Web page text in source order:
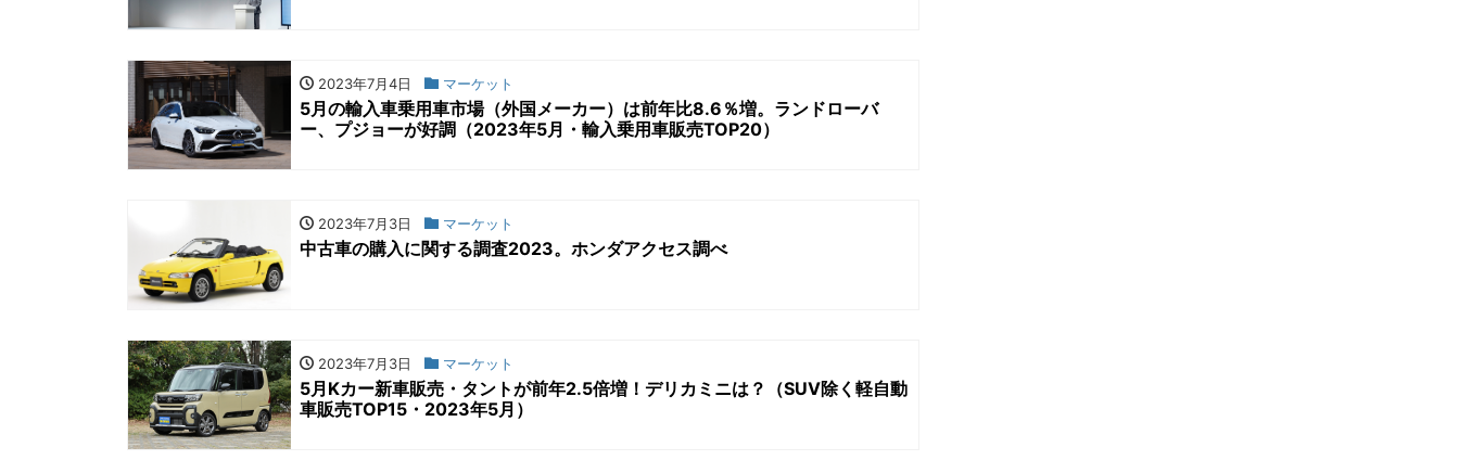
2023年7月4日 マーケット
5月の輸入車乗用車市場（外国メーカー）は前年比8.6％増。ランドローバ
ー、プジョーが好調（2023年5月・輸入乗用車販売TOP20）
2023年7月3日 マーケット
中古車の購入に関する調査2023。ホンダアクセス調べ
2023年7月3日 マーケット
5月Kカー新車販売・タントが前年2.5倍増！デリカミニは？（SUV除く軽自動
車販売TOP15・2023年5月）